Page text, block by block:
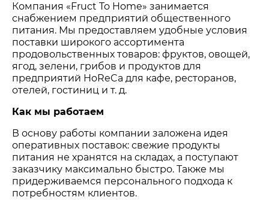
Компания «Fruct To Home» занимается
снабжением предприятий общественного
питания. Мы предоставляем удобные условия
поставки широкого ассортимента
продовольственных товаров: фруктов, овощей,
ягод, зелени, грибов и продуктов для
предприятий HoReCa для кафе, ресторанов,
отелей, гостиниц и т. д.
Как мы работаем
В основу работы компании заложена идея
оперативных поставок: свежие продукты
питания не хранятся на складах, а поступают
заказчику максимально быстро. Также мы
придерживаемся персонального подхода к
потребностям клиентов.